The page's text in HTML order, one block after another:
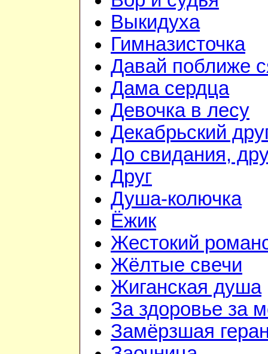
Выкидуха
Гимназисточка
Давай поближе
Дама сердца
Девочка в лесу
Декабрьский
До свидания,
Друг
Душа-колючка
Ёжик
Жестокий
Жёлтые свечи
Жиганская душа
За здоровье за
Замёрзшая